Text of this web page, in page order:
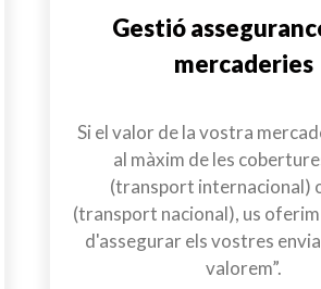
Gestió
mercaderies
Si el valor de la vostra
al màxim de les
(transport internacional)
(transport nacional), us
d'assegurar els vostres
valorem”.